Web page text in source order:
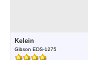
Kelein
Gibson EDS-1275